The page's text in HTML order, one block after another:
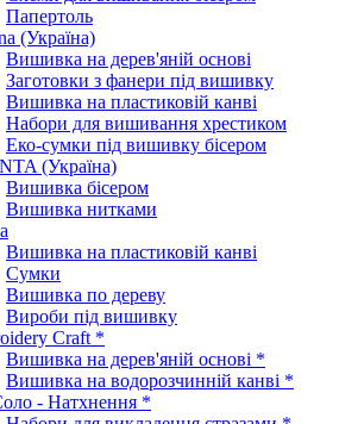
Папертоль
(Україна)
Вишивка на дерев'яній основі
Заготовки з фанери під вишивку
Вишивка на пластиковій канві
Набори для вишивання хрестиком
Еко-сумки під вишивку бісером
(Україна)
Вишивка бісером
Вишивка нитками
Вишивка на пластиковій канві
Сумки
Вишивка по дереву
Вироби під вишивку
Craft *
Вишивка на дерев'яній основі *
Вишивка на водорозчинній канві *
- Натхнення *